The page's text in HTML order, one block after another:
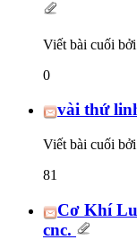
Viết bài cuối bởi
0
vài thứ
Viết bài cuối bởi
81
Cơ Khí
cnc.